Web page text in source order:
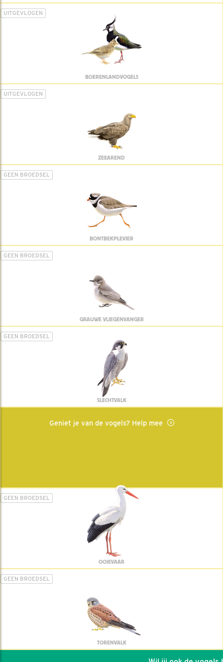
UITGEVLOGEN
BOERENLANDVOGELS
UITGEVLOGEN
ZEEAREND
GEEN BROEDSEL
BONTBEKPLEVIER
GEEN BROEDSEL
GRAUWE VLIEGENVANGER
GEEN BROEDSEL
SLECHTVALK
Geniet je van de vogels? Help mee
GEEN BROEDSEL
OOIEVAAR
GEEN BROEDSEL
TORENVALK